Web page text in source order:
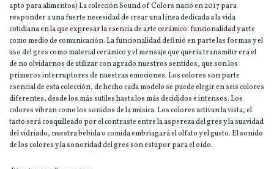
apto para alimentos) La colección Sound of Colors nació en 2017 para
responder a una fuerte necesidad de crear una línea dedicada a la vida
cotidiana en la que expresar la esencia de arte cerámico: funcionalidad y arte
como medio de comunicación. La funcionalidad definió en parte las formas y el
uso del gres como material cerámico y el mensaje que quería transmitir era el
de no olvidarnos de utilizar con agrado nuestros sentidos, que son los
primeros interruptores de nuestras emociones. Los colores son parte
esencial de esta colección, de hecho cada modelo se puede elegir en seis colores
diferentes, desde los más sutiles hasta los más decididos e intensos. Los
colores vibran como los sonidos de la música. Los colores activan la vista, el
tacto será cosquilleado por el contraste entre la aspereza del gres y la suavidad
del vidriado, nuestra bebida o comida embriagará el olfato y el gusto. El sonido
de los colores y la sonoridad del gres son estupor para el oído.